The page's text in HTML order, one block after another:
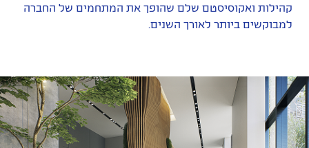
קהילות ואקוסיסטם שלם שהופך את המתחמים של החברה
למבוקשים ביותר לאורך השנים.